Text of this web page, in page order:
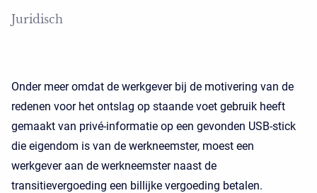
Juridisch
Onder meer omdat de werkgever bij de motivering van de
redenen voor het ontslag op staande voet gebruik heeft
gemaakt van privé-informatie op een gevonden USB-stick
die eigendom is van de werkneemster, moest een
werkgever aan de werkneemster naast de
transitievergoeding een billijke vergoeding betalen.